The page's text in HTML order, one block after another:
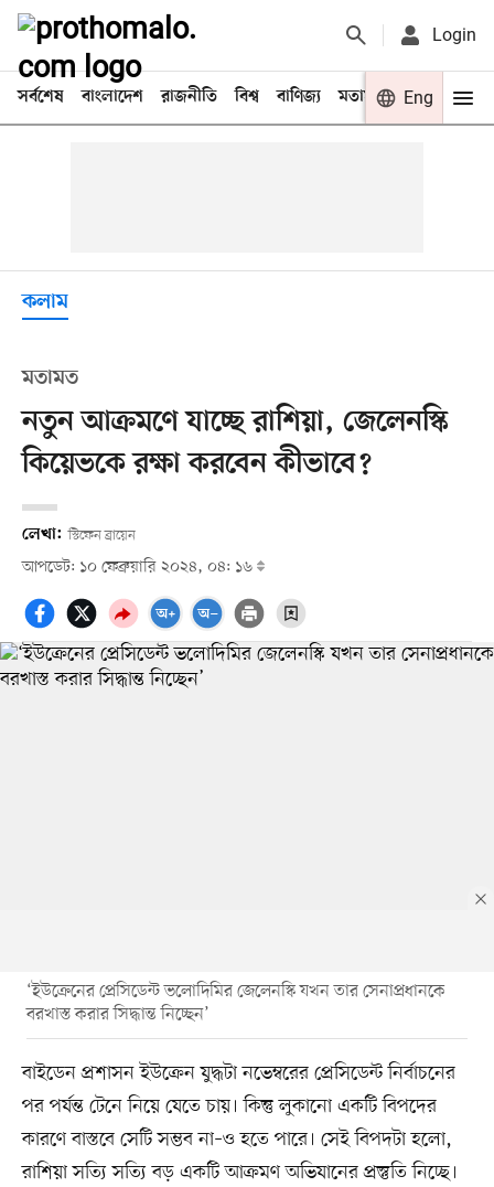
Login
সর্বশেষ বাংলাদেশ রাজনীতি বিশ্ব বাণিজ্য মতামত খেলা
Eng
কলাম
মতামত
নতুন আক্রমণে যাচ্ছে রাশিয়া, জেলেনস্কি
কিয়েভকে রক্ষা করবেন কীভাবে?
লেখা: স্টিফেন ব্রায়েন
আপডেট: ১০ ফেব্রুয়ারি ২০২৪, ০৪: ১৬
‘ইউক্রেনের প্রেসিডেন্ট ভলোদিমির জেলেনস্কি যখন তার সেনাপ্রধানকে
বরখাস্ত করার সিদ্ধান্ত নিচ্ছেন’
বাইডেন প্রশাসন ইউক্রেন যুদ্ধটা নভেম্বরের প্রেসিডেন্ট নির্বাচনের
পর পর্যন্ত টেনে নিয়ে যেতে চায়। কিন্তু লুকানো একটি বিপদের
কারণে বাস্তবে সেটি সম্ভব না–ও হতে পারে। সেই বিপদটা হলো,
রাশিয়া সত্যি সত্যি বড় একটি আক্রমণ অভিযানের প্রস্তুতি নিচ্ছে।